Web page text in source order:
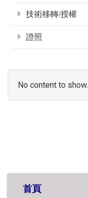
技術移轉/授權
證照
No content to show.
首頁